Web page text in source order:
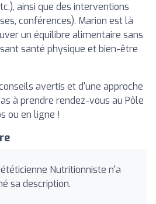
ainsi que des interventions
conférences). Marion est là
un équilibre alimentaire sans
santé physique et bien-être
avertis et d'une approche
à prendre rendez-vous au Pôle
ou en ligne !
Nutritionniste n'a
sa description.